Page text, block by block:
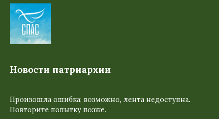
Новости патриархии
Произошла ошибка; возможно, лента недоступна.
Повторите попытку позже.